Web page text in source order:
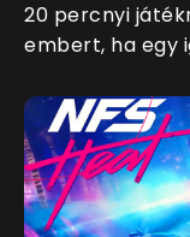
20 percnyi
embert, ha egy